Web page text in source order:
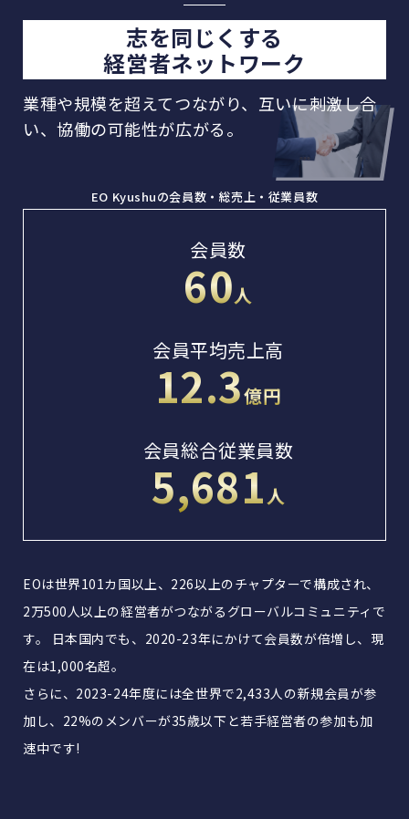
志を同じくする
経営者ネットワーク
業種や規模を超えてつながり、互いに刺激し合
い、協働の可能性が広がる。
EO Kyushuの会員数・総売上・従業員数
会員数
60人
会員平均売上高
12.3億円
会員総合従業員数
5,681人
EOは世界101カ国以上、226以上のチャプターで構成され、
2万500人以上の経営者がつながるグローバルコミュニティで
す。 日本国内でも、2020-23年にかけて会員数が倍増し、現
在は1,000名超。
さらに、2023-24年度には全世界で2,433人の新規会員が参
加し、22%のメンバーが35歳以下と若手経営者の参加も加
速中です!